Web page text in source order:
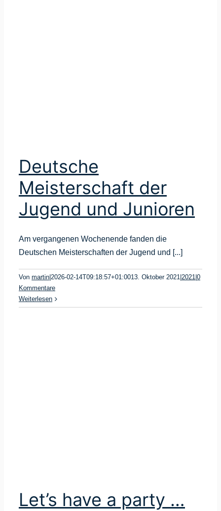
Deutsche
Meisterschaft der
Jugend und Junioren
Am vergangenen Wochenende fanden die
Deutschen Meisterschaften der Jugend und [...]
Von martin 2026-02-14T09:18:57+01:0013. Oktober 2021 2021 0
Kommentare
Weiterlesen
Let’s have a party …